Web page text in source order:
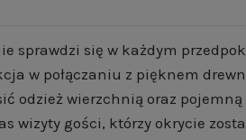
sprawdzi się w każdym
w połączaniu z pięknem
odzież wierzchnią oraz
wizyty gości, którzy okrycie